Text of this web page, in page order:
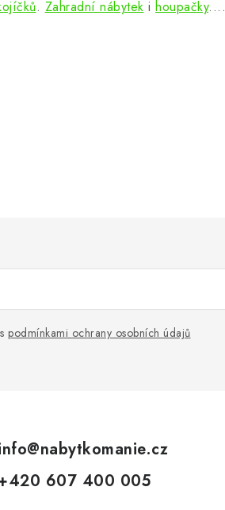
. Zahradní nábytek i houpačky....
podmínkami ochrany osobních údajů
@nabytkomanie.cz
607 400 005